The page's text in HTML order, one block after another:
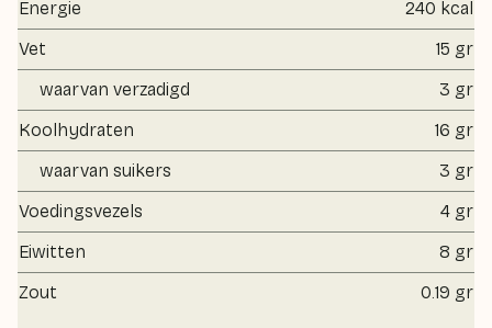
Energie
240 kcal
Vet
15 gr
waarvan verzadigd
3 gr
Koolhydraten
16 gr
waarvan suikers
3 gr
Voedingsvezels
4 gr
Eiwitten
8 gr
Zout
0.19 gr